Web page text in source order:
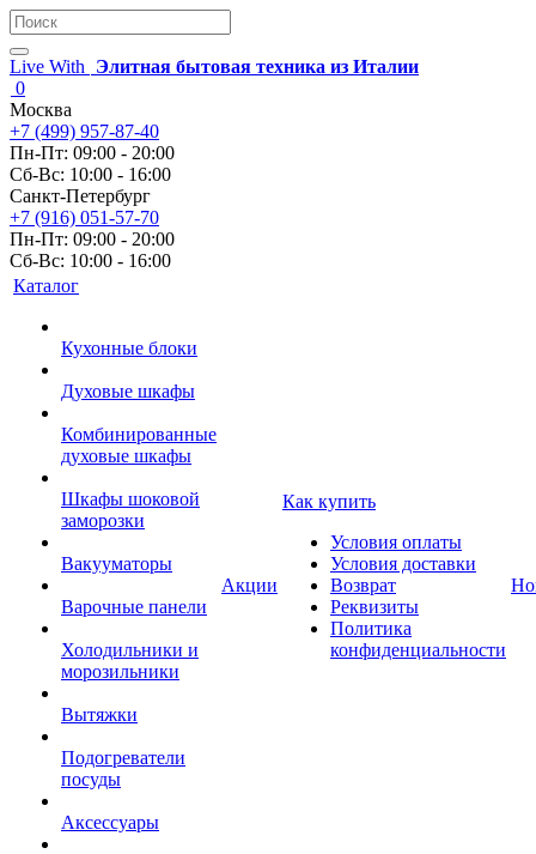
Live With
Элитная бытовая техника из Италии
0
Москва
+7 (499) 957-87-40
Пн-Пт: 09:00 - 20:00
Сб-Вс: 10:00 - 16:00
Санкт-Петербург
+7 (916) 051-57-70
Пн-Пт: 09:00 - 20:00
Сб-Вс: 10:00 - 16:00
Каталог
Кухонные блоки
Духовые шкафы
Комбинированные
духовые шкафы
Шкафы шоковой
заморозки
Вакууматоры
Варочные панели
Холодильники и
морозильники
Вытяжки
Подогреватели
посуды
Аксессуары
Акции
Как купить
Условия оплаты
Условия доставки
Возврат
Реквизиты
Политика
конфиденциальности